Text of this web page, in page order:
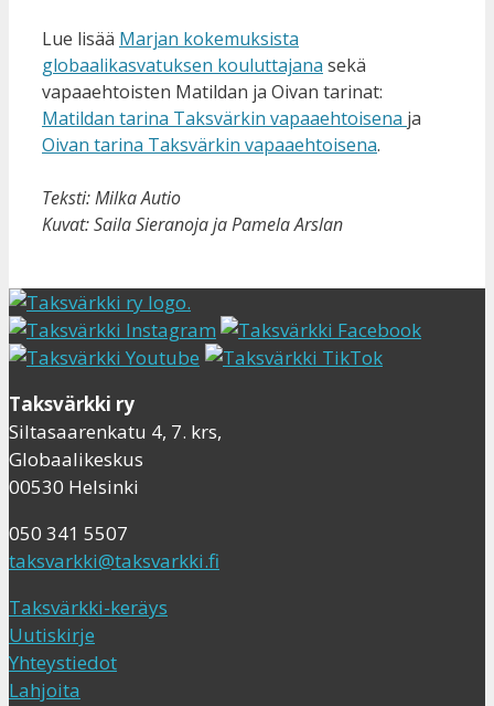
Lue lisää Marjan kokemuksista
globaalikasvatuksen kouluttajana sekä
vapaaehtoisten Matildan ja Oivan tarinat:
Matildan tarina Taksvärkin vapaaehtoisena ja
Oivan tarina Taksvärkin vapaaehtoisena.
Teksti: Milka Autio
Kuvat: Saila Sieranoja ja Pamela Arslan
Taksvärkki ry
Siltasaarenkatu 4, 7. krs,
Globaalikeskus
00530 Helsinki
050 341 5507
taksvarkki@taksvarkki.fi
Taksvärkki-keräys
Uutiskirje
Yhteystiedot
Lahjoita